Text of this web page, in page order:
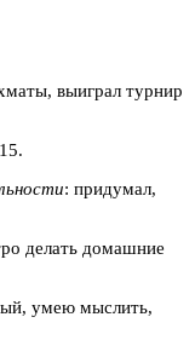
выиграл турнир
15.
: придумал,
делать домашние
умею мыслить,